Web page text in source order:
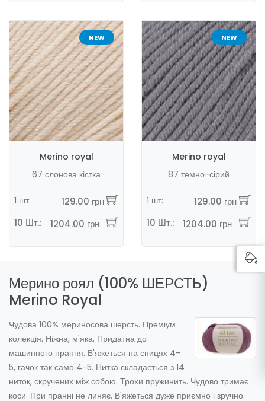
NEW
Merino royal
67 слонова кістка
1 шт:
129.00 грн
10 Шт.:
1204.00 грн
NEW
Merino royal
87 темно-сірий
1 шт:
129.00 грн
10 Шт.:
1204.00 грн
Мерино роял (100% ШЕРСТЬ)
Merino Royal
Чудова 100% мериносова шерсть. Преміум
колекція. Ніжна, м'яка. Придатна до
машинного прання. В'яжеться на спицях 4-
5, гачок так само 4-5. Нитка складається з 14
ниток, скручених між собою. Трохи пружинить. Чудово тримає
коси. При пранні не линяє. В'яжеться дуже приємно і зручно.